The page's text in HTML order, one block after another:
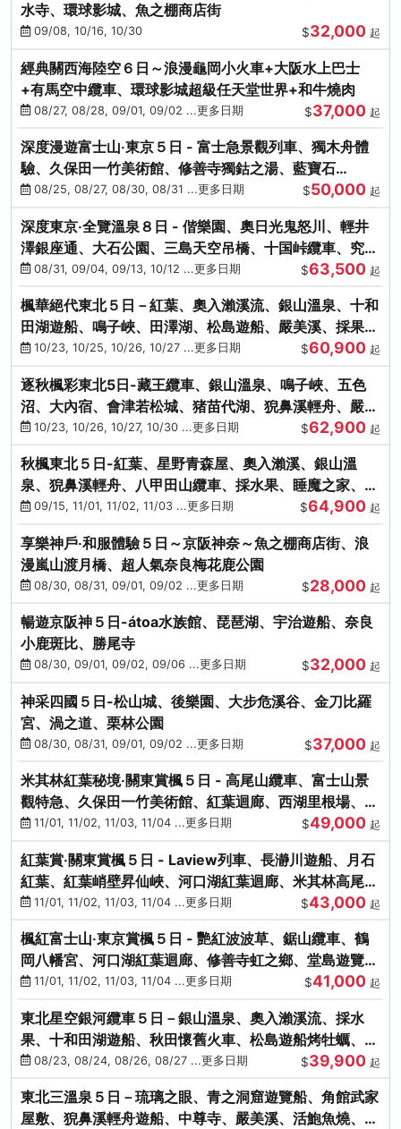
水寺、環球影城、魚之棚商店街
09/08, 10/16, 10/30 $32,000 起
經典關西海陸空６日～浪漫龜岡小火車+大阪水上巴士
+有馬空中纜車、環球影城超級任天堂世界+和牛燒肉
08/27, 08/28, 09/01, 09/02 ...更多日期 $37,000 起
深度漫遊富士山‧東京５日 - 富士急景觀列車、獨木舟體
驗、久保田一竹美術館、修善寺獨鈷之湯、藍寶石
SAPHIR踴子號
08/25, 08/27, 08/30, 08/31 ...更多日期 $50,000 起
深度東京‧全覽溫泉８日 - 偕樂園、奧日光鬼怒川、輕井
澤銀座通、大石公園、三島天空吊橋、十国峠纜車、究極
海鮮食べ放題
08/31, 09/04, 09/13, 10/12 ...更多日期 $63,500 起
楓華絕代東北５日－紅葉、奧入瀨溪流、銀山溫泉、十和
田湖遊船、鳴子峽、田澤湖、松島遊船、嚴美溪、採果烤
牡蠣10/23, 10/25, 10/26, 10/27 ...更多日期 $60,900 起
逐秋楓彩東北5日-藏王纜車、銀山溫泉、鳴子峽、五色
沼、大內宿、會津若松城、猪苗代湖、猊鼻溪輕舟、嚴美
溪、松島海灣遊船
10/23, 10/26, 10/27, 10/30 ...更多日期 $62,900 起
秋楓東北５日-紅葉、星野青森屋、奧入瀨溪、銀山溫
泉、猊鼻溪輕舟、八甲田山纜車、採水果、睡魔之家、法
式料理(不進免稅店)
09/15, 11/01, 11/02, 11/03 ...更多日期 $64,900 起
享樂神戶‧和服體驗５日～京阪神奈～魚之棚商店街、浪
漫嵐山渡月橋、超人氣奈良梅花鹿公園
08/30, 08/31, 09/01, 09/02 ...更多日期 $28,000 起
暢遊京阪神５日-átoa水族館、琵琶湖、宇治遊船、奈良
小鹿斑比、勝尾寺
08/30, 09/01, 09/02, 09/06 ...更多日期 $32,000 起
神采四國５日-松山城、後樂園、大步危溪谷、金刀比羅
宮、渦之道、栗林公園
08/30, 08/31, 09/01, 09/02 ...更多日期 $37,000 起
米其林紅葉秘境‧關東賞楓５日 - 高尾山纜車、富士山景
觀特急、久保田一竹美術館、紅葉迴廊、西湖里根場、銀
杏大道
11/01, 11/02, 11/03, 11/04 ...更多日期 $49,000 起
紅葉賞‧關東賞楓５日 - Laview列車、長瀞川遊船、月石
紅葉、紅葉峭壁昇仙峽、河口湖紅葉迴廊、米其林高尾
山、海鮮盛宴
11/01, 11/02, 11/03, 11/04 ...更多日期 $43,000 起
楓紅富士山‧東京賞楓５日 - 艷紅波波草、鋸山纜車、鶴
岡八幡宮、河口湖紅葉迴廊、修善寺虹之鄉、堂島遊覽
船、熱海梅園
11/01, 11/02, 11/03, 11/04 ...更多日期 $41,000 起
東北星空銀河纜車５日－銀山溫泉、奧入瀨溪流、採水
果、十和田湖遊船、秋田懷舊火車、松島遊船烤牡蠣、嚴
美溪、螃蟹本家
08/23, 08/24, 08/26, 08/27 ...更多日期 $39,900 起
東北三溫泉５日－琉璃之眼、青之洞窟遊覽船、角館武家
屋敷、猊鼻溪輕舟遊船、中尊寺、嚴美溪、活鮑魚燒、烤